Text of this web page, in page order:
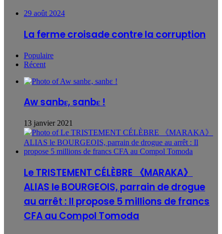
29 août 2024
La ferme croisade contre la corruption
Populaire
Récent
Aw sanbɛ, sanbɛ !
13 janvier 2021
Le TRISTEMENT CÉLÈBRE 《MARAKA》
ALIAS le BOURGEOIS, parrain de drogue
au arrêt : Il propose 5 millions de francs
CFA au Compol Tomoda